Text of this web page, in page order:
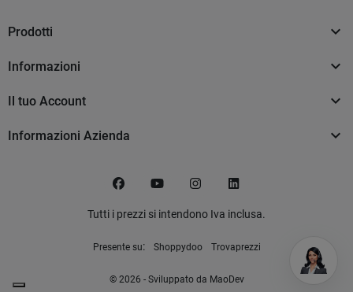
Prodotti 
Informazioni 
Il tuo Account 
Informazioni Azienda 
Tutti i prezzi si intendono Iva inclusa.
Presente su: Shoppydoo Trovaprezzi
© 2026 - Sviluppato da MaoDev